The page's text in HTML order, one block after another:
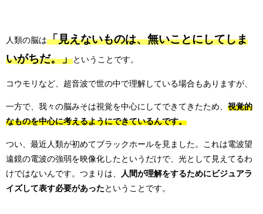
人類の脳は「見えないものは、無いことにしてしま
いがちだ。」ということです。
コウモリなど、超音波で世の中で理解している場合もありますが、
一方で、我々の脳みそは視覚を中心にしてできてきたため、 視覚的
なものを中心に考えるようにできているんです。
つい、最近人類が初めてブラックホールを見ました。これは電波望
遠鏡の電波の強弱を映像化したというだけで、光として見えてるわ
けではないんです。つまりは、
人間が理解をするためにビジュアラ
イズして表す必要があった ということです。